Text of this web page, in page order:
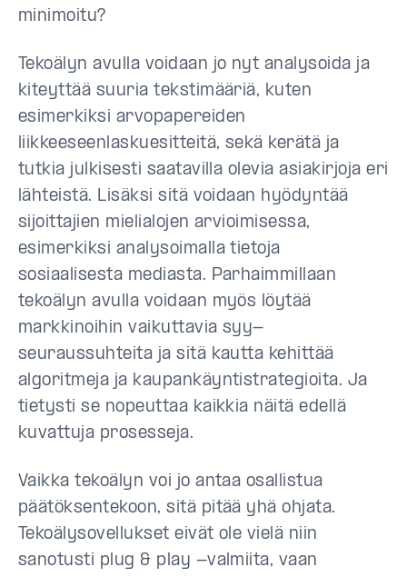
minimoitu?
Tekoälyn avulla voidaan jo nyt analysoida ja
kiteyttää suuria tekstimääriä, kuten
esimerkiksi arvopapereiden
liikkeeseenlaskuesitteitä, sekä kerätä ja
tutkia julkisesti saatavilla olevia asiakirjoja eri
lähteistä. Lisäksi sitä voidaan hyödyntää
sijoittajien mielialojen arvioimisessa,
esimerkiksi analysoimalla tietoja
sosiaalisesta mediasta. Parhaimmillaan
tekoälyn avulla voidaan myös löytää
markkinoihin vaikuttavia syy-
seuraussuhteita ja sitä kautta kehittää
algoritmeja ja kaupankäyntistrategioita. Ja
tietysti se nopeuttaa kaikkia näitä edellä
kuvattuja prosesseja.
Vaikka tekoälyn voi jo antaa osallistua
päätöksentekoon, sitä pitää yhä ohjata.
Tekoälysovellukset eivät ole vielä niin
sanotusti plug & play -valmiita, vaan